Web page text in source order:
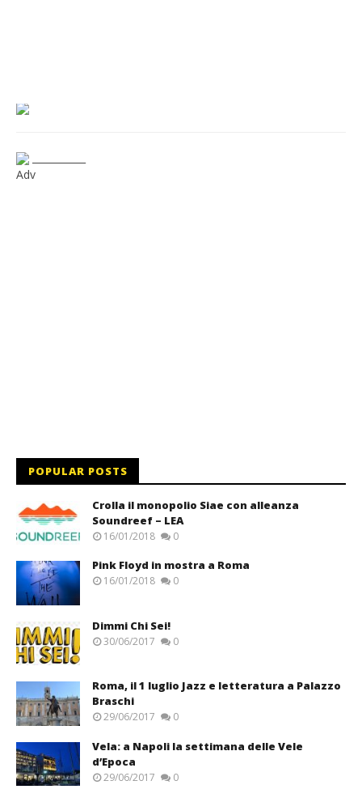
Adv
POPULAR POSTS
Crolla il monopolio Siae con alleanza
Soundreef – LEA
16/01/2018 0
Pink Floyd in mostra a Roma
16/01/2018 0
Dimmi Chi Sei!
30/06/2017 0
Roma, il 1 luglio Jazz e letteratura a Palazzo
Braschi
29/06/2017 0
Vela: a Napoli la settimana delle Vele
d’Epoca
29/06/2017 0